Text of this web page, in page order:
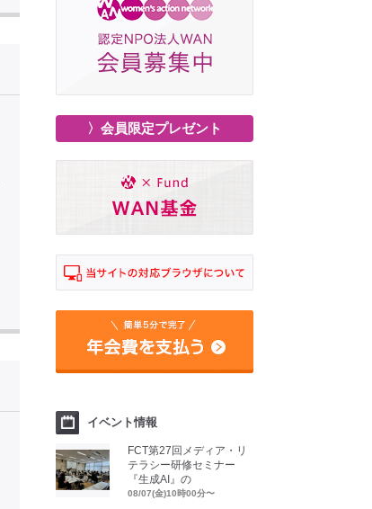
〉会員限定プレゼント
イベント情報
FCT第27回メディア・リ
テラシー研修セミナー
『生成AI』の
08/07(金)10時00分〜